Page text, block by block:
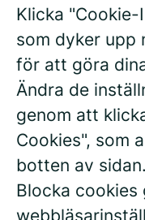
Klicka "Cookie-
som dyker upp
för att göra
Ändra de
genom att
Cookies", som
botten av sidan.
Blocka cookies